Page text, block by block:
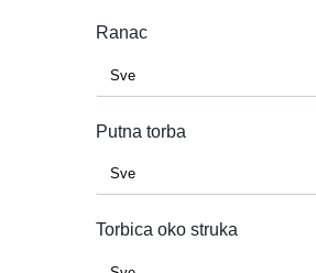
Ranac
Putna torba
Torbica oko struka